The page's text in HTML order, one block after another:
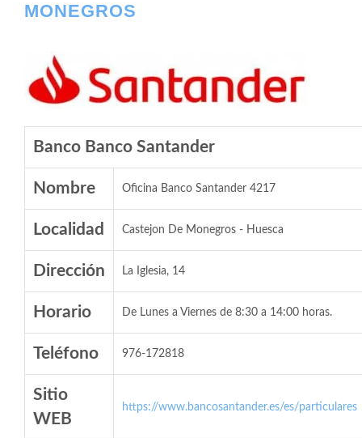
MONEGROS
Banco Banco Santander
Nombre Oficina Banco Santander 4217
Localidad Castejon De Monegros - Huesca
Dirección La Iglesia, 14
Horario De Lunes a Viernes de 8:30 a 14:00 horas.
Teléfono 976-172818
Sitio
WEB
https://www.bancosantander.es/es/particulares